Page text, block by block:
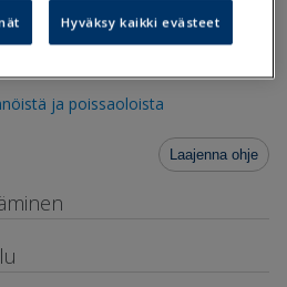
voivat nähdä ja selvittää
ilmoittaa etukäteen uusista
ja poissaoloista
Laajenna ohje
Hyväksy kaikki evästeet